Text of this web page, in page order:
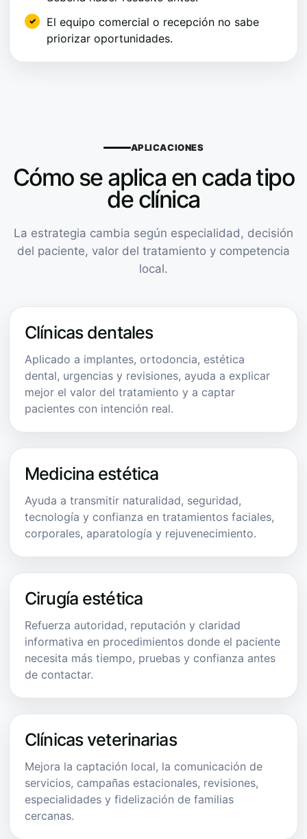
El equipo comercial o recepción no sabe
priorizar oportunidades.
APLICACIONES
Cómo se aplica en cada tipo
de clínica
La estrategia cambia según especialidad, decisión
del paciente, valor del tratamiento y competencia
local.
Clínicas dentales
Aplicado a implantes, ortodoncia, estética
dental, urgencias y revisiones, ayuda a explicar
mejor el valor del tratamiento y a captar
pacientes con intención real.
Medicina estética
Ayuda a transmitir naturalidad, seguridad,
tecnología y confianza en tratamientos faciales,
corporales, aparatología y rejuvenecimiento.
Cirugía estética
Refuerza autoridad, reputación y claridad
informativa en procedimientos donde el paciente
necesita más tiempo, pruebas y confianza antes
de contactar.
Clínicas veterinarias
Mejora la captación local, la comunicación de
servicios, campañas estacionales, revisiones,
especialidades y fidelización de familias
cercanas.